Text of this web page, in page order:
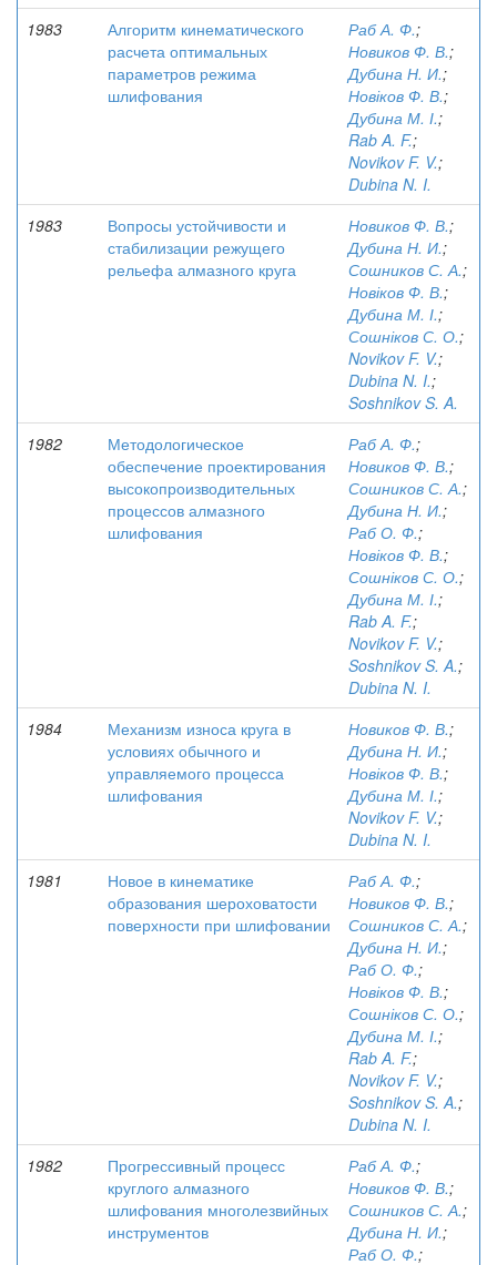
1983
Алгоритм кинематического
расчета оптимальных
параметров режима
шлифования
Раб А. Ф.;
Новиков Ф. В.;
Дубина Н. И.;
Новіков Ф. В.;
Дубина М. І.;
Rab A. F.;
Novikov F. V.;
Dubina N. I.
1983
Вопросы устойчивости и
стабилизации режущего
рельефа алмазного круга
Новиков Ф. В.;
Дубина Н. И.;
Сошников С. А.;
Новіков Ф. В.;
Дубина М. І.;
Сошніков С. О.;
Novikov F. V.;
Dubina N. I.;
Soshnikov S. A.
1982
Методологическое
обеспечение проектирования
высокопроизводительных
процессов алмазного
шлифования
Раб А. Ф.;
Новиков Ф. В.;
Сошников С. А.;
Дубина Н. И.;
Раб О. Ф.;
Новіков Ф. В.;
Сошніков С. О.;
Дубина М. І.;
Rab A. F.;
Novikov F. V.;
Soshnikov S. A.;
Dubina N. I.
1984
Механизм износа круга в
условиях обычного и
управляемого процесса
шлифования
Новиков Ф. В.;
Дубина Н. И.;
Новіков Ф. В.;
Дубина М. І.;
Novikov F. V.;
Dubina N. I.
1981
Новое в кинематике
образования шероховатости
поверхности при шлифовании
Раб А. Ф.;
Новиков Ф. В.;
Сошников С. А.;
Дубина Н. И.;
Раб О. Ф.;
Новіков Ф. В.;
Сошніков С. О.;
Дубина М. І.;
Rab A. F.;
Novikov F. V.;
Soshnikov S. A.;
Dubina N. I.
1982
Прогрессивный процесс
круглого алмазного
шлифования многолезвийных
инструментов
Раб А. Ф.;
Новиков Ф. В.;
Сошников С. А.;
Дубина Н. И.;
Раб О. Ф.;